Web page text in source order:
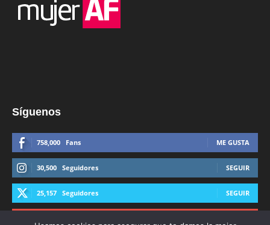
Síguenos
758,000 Fans ME GUSTA
30,500 Seguidores SEGUIR
25,157 Seguidores SEGUIR